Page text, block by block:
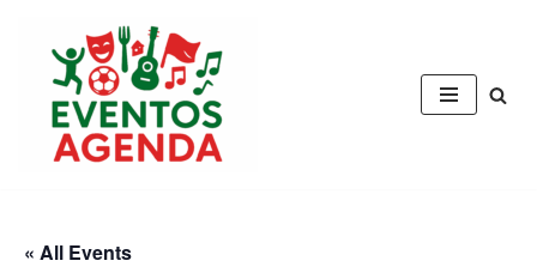
content
« All Events